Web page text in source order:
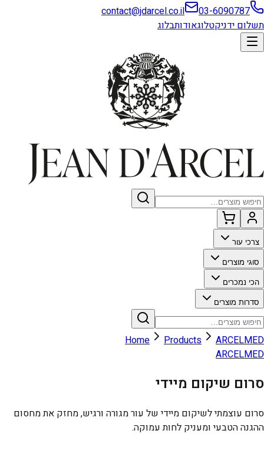
03-6090787
contact@jdarcel.co.il
תשלום ידניקטלוגאודותבלוג
צרכי עור
סוגי מוצרים
הכי נמכרים
סדרות מוצרים
Home Products
ARCELMED
ARCELMED
סרום שיקום מיידי
סרום עוצמתי לשיקום מיידי של עור מגורה ורגיש, מחזק את מחסום
ההגנה הטבעי ומעניק לחות עמוקה.